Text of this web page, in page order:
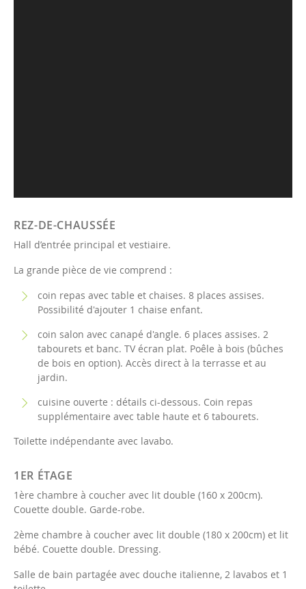
REZ-DE-CHAUSSÉE
Hall d’entrée principal et vestiaire.
La grande pièce de vie comprend :
coin repas avec table et chaises. 8 places assises.
Possibilité d'ajouter 1 chaise enfant.
coin salon avec canapé d'angle. 6 places assises. 2
tabourets et banc. TV écran plat. Poêle à bois (bûches
de bois en option). Accès direct à la terrasse et au
jardin.
cuisine ouverte : détails ci-dessous. Coin repas
supplémentaire avec table haute et 6 tabourets.
Toilette indépendante avec lavabo.
1ER ÉTAGE
1ère chambre à coucher avec lit double (160 x 200cm).
Couette double. Garde-robe.
2ème chambre à coucher avec lit double (180 x 200cm) et lit
bébé. Couette double. Dressing.
Salle de bain partagée avec douche italienne, 2 lavabos et 1